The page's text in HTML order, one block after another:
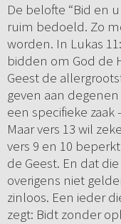
De belofte “Bid en
ruim bedoeld. Zo
worden. In Lukas
bidden om God de
Geest de
geven aan
een specifieke
Maar vers 13 wil
vers 9 en 10
de Geest. En dat
overigens niet
zinloos. Een ieder
zegt: Bidt zonder